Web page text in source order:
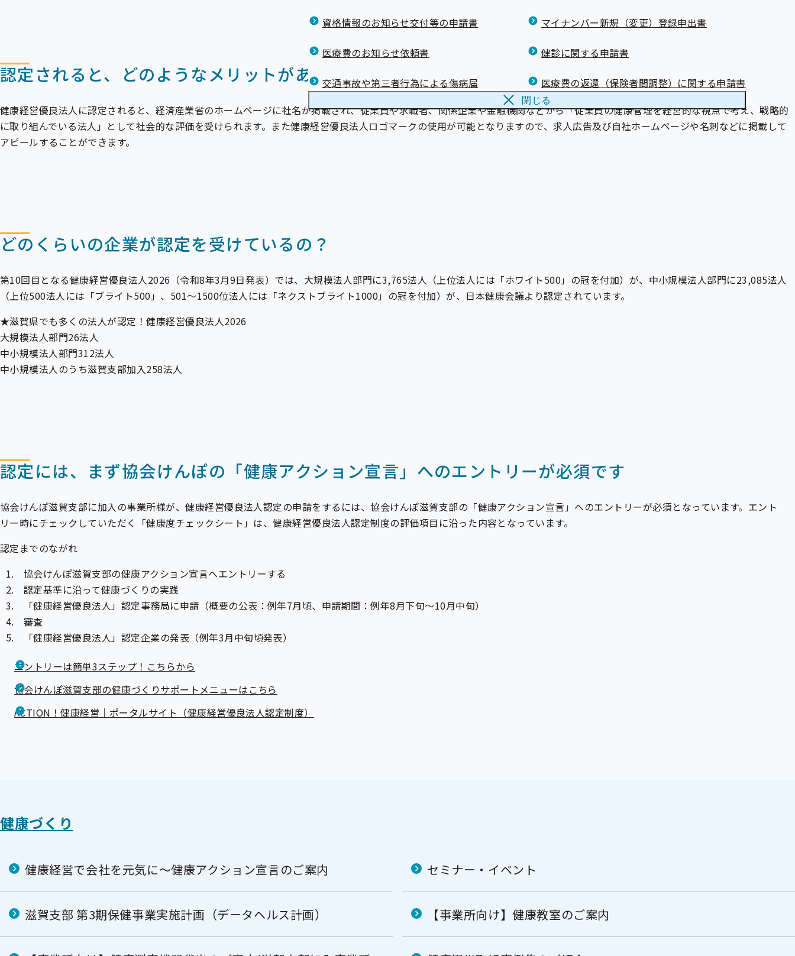
資格情報のお知らせ交付等の申請書 マイナンバー新規（変更）登録申出書
医療費のお知らせ依頼書 健診に関する申請書
交通事故や第三者行為による傷病届 医療費の返還（保険者間調整）に関する申請書
閉じる
認定されると、どのようなメリットがありますか？
健康経営優良法人に認定されると、経済産業省のホームページに社名が掲載され、従業員や求職者、関係企業や金融機関などから「従業員の健康管理を経営的な視点で考え、戦略的
に取り組んでいる法人」として社会的な評価を受けられます。また健康経営優良法人ロゴマークの使用が可能となりますので、求人広告及び自社ホームページや名刺などに掲載して
アピールすることができます。
どのくらいの企業が認定を受けているの？
第10回目となる健康経営優良法人2026（令和8年3月9日発表）では、大規模法人部門に3,765法人（上位法人には「ホワイト500」の冠を付加）が、中小規模法人部門に23,085法人
（上位500法人には「ブライト500」、501～1500位法人には「ネクストブライト1000」の冠を付加）が、日本健康会議より認定されています。
★滋賀県でも多くの法人が認定！健康経営優良法人2026
大規模法人部門26法人
中小規模法人部門312法人
中小規模法人のうち滋賀支部加入258法人
認定には、まず協会けんぽの「健康アクション宣言」へのエントリーが必須です
協会けんぽ滋賀支部に加入の事業所様が、健康経営優良法人認定の申請をするには、協会けんぽ滋賀支部の「健康アクション宣言」へのエントリーが必須となっています。エント
リー時にチェックしていただく「健康度チェックシート」は、健康経営優良法人認定制度の評価項目に沿った内容となっています。
認定までのながれ
協会けんぽ滋賀支部の健康アクション宣言へエントリーする
認定基準に沿って健康づくりの実践
「健康経営優良法人」認定事務局に申請（概要の公表：例年7月頃、申請期間：例年8月下旬～10月中旬）
審査
「健康経営優良法人」認定企業の発表（例年3月中旬頃発表）
エントリーは簡単3ステップ！こちらから
協会けんぽ滋賀支部の健康づくりサポートメニューはこちら
ACTION！健康経営｜ポータルサイト（健康経営優良法人認定制度）
健康づくり
健康経営で会社を元気に～健康アクション宣言のご案内 セミナー・イベント
滋賀支部 第3期保健事業実施計画（データヘルス計画） 【事業所向け】健康教室のご案内